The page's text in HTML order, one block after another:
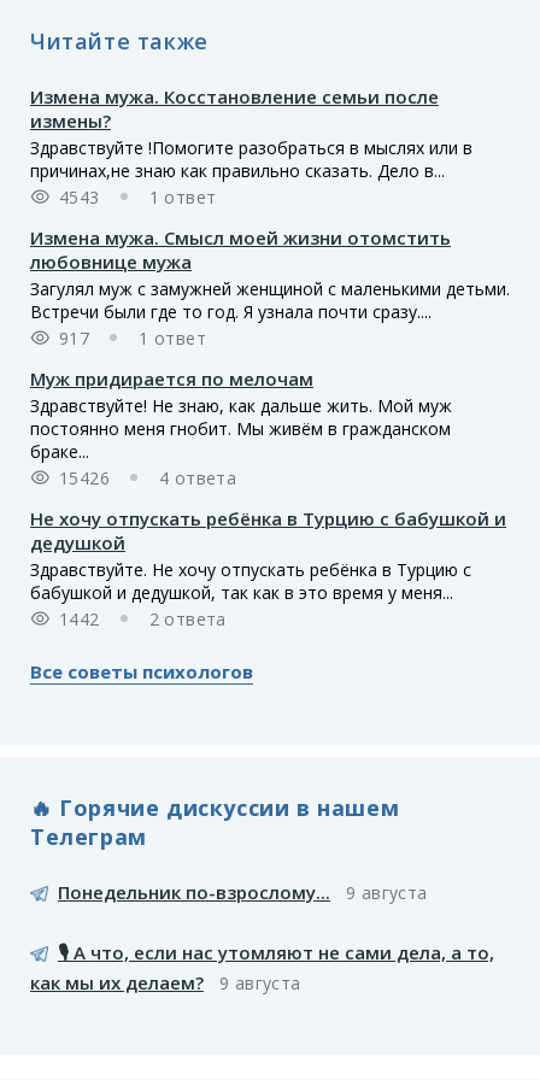
Читайте также
Измена мужа. Косстановление семьи после
измены?
Здравствуйте !Помогите разобраться в мыслях или в
причинах,не знаю как правильно сказать. Дело в...
4543
1 ответ
Измена мужа. Смысл моей жизни отомстить
любовнице мужа
Загулял муж с замужней женщиной с маленькими детьми.
Встречи были где то год. Я узнала почти сразу....
917
1 ответ
Муж придирается по мелочам
Здравствуйте! Не знаю, как дальше жить. Мой муж
постоянно меня гнобит. Мы живём в гражданском
браке...
15426
4 ответа
Не хочу отпускать ребёнка в Турцию с бабушкой и
дедушкой
Здравствуйте. Не хочу отпускать ребёнка в Турцию с
бабушкой и дедушкой, так как в это время у меня...
1442
2 ответа
Все советы психологов
🔥 Горячие дискуссии в нашем
Телеграм
Понедельник по-взрослому... 9 августа
🎙️ А что, если нас утомляют не сами дела, а то,
как мы их делаем?
9 августа